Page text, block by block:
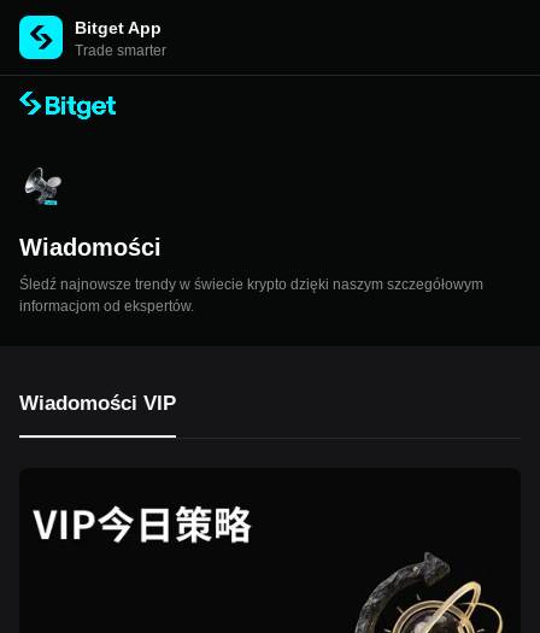
Bitget App
Trade smarter
Wiadomości
Śledź najnowsze trendy w świecie krypto dzięki naszym szczegółowym
informacjom od ekspertów.
Wiadomości VIP